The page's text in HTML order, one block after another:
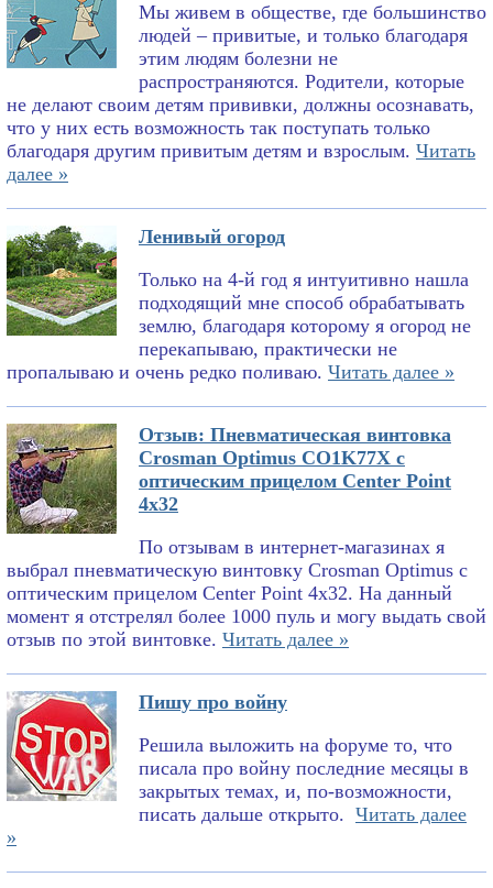
Мы живем в обществе, где большинство
людей – привитые, и только благодаря
этим людям болезни не
распространяются. Родители, которые
не делают своим детям прививки, должны осознавать,
что у них есть возможность так поступать только
благодаря другим привитым детям и взрослым. Читать
далее »
Ленивый огород
Только на 4-й год я интуитивно нашла
подходящий мне способ обрабатывать
землю, благодаря которому я огород не
перекапываю, практически не
пропалываю и очень редко поливаю. Читать далее »
Отзыв: Пневматическая винтовка
Crosman Optimus CO1K77X с
оптическим прицелом Center Point
4x32
По отзывам в интернет-магазинах я
выбрал пневматическую винтовку Crosman Optimus с
оптическим прицелом Center Point 4x32. На данный
момент я отстрелял более 1000 пуль и могу выдать свой
отзыв по этой винтовке. Читать далее »
Пишу про войну
Решила выложить на форуме то, что
писала про войну последние месяцы в
закрытых темах, и, по-возможности,
писать дальше открыто. Читать далее
»